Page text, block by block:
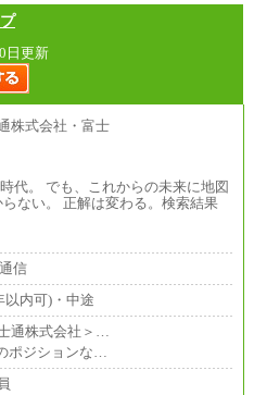
バルマーケティング＆トラベル
～227,000円＋地域間調整
アサイトよりご確認ください。
トランスフォーム
～225,000円＋地域間調整給
185,000円＋地域間調整給
ービス ※2027年新卒募集終了
～194,000円＋地域手当
アサイトよりご確認ください。
ーション(株)
～242,600円＋地域手当
アサイトよりご確認ください。
＞
ランスフォーム
～195,000円
アサイトよりご確認ください。
日更新
代。 でも、これからの未来に地図
ない。 正解は変わる。検索結果
信
以内可)・中途
通株式会社＞…
ポジションな…